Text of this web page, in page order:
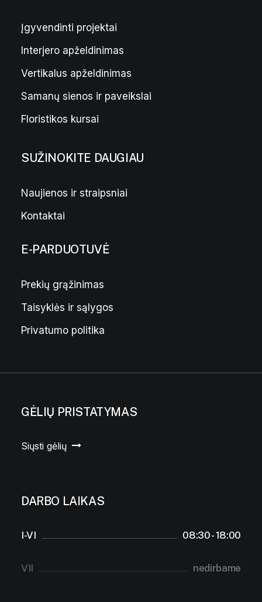
Smilkalai „Hana no Hana”
Įgyvendinti projektai
Interjero apželdinimas
Vertikalus apželdinimas
Samanų sienos ir paveikslai
Floristikos kursai
SUŽINOKITE DAUGIAU
Naujienos ir straipsniai
Kontaktai
E-PARDUOTUVĖ
Prekių grąžinimas
Taisyklės ir sąlygos
Privatumo politika
GĖLIŲ PRISTATYMAS
Siųsti gėlių
DARBO LAIKAS
I-VI 08:30 - 18:00
VII nedirbame